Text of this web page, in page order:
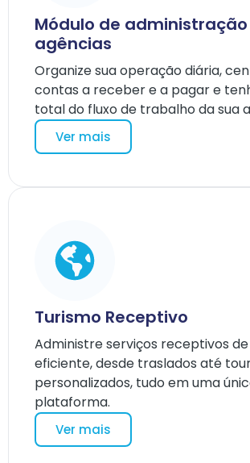
Módulo de
agências
Organize sua operação diária,
contas a receber e a pagar e
total do fluxo de trabalho da sua
Ver mais
Turismo Receptivo
Administre serviços receptivos
eficiente, desde traslados até
personalizados, tudo em uma
plataforma.
Ver mais